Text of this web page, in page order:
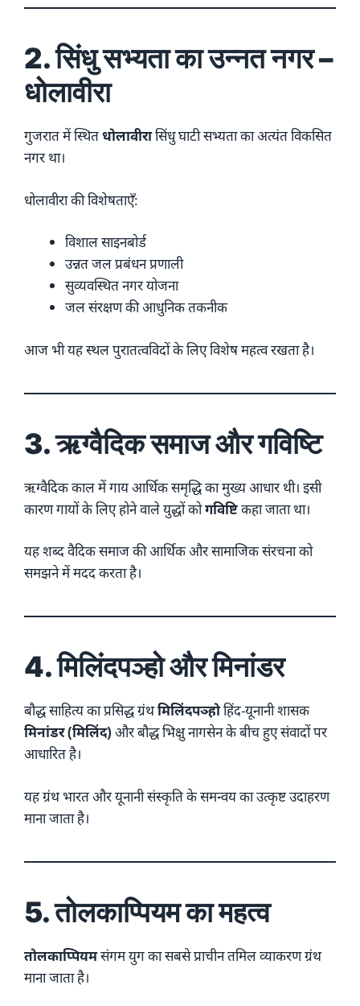
2. सिंधु सभ्यता का उन्नत नगर –
धोलावीरा
गुजरात में स्थितधोलावीरासिंधु घाटी सभ्यता का अत्यंत विकसित
नगर था।
धोलावीरा की विशेषताएँ:
विशाल साइनबोर्ड
उन्नत जल प्रबंधन प्रणाली
सुव्यवस्थित नगर योजना
जल संरक्षण की आधुनिक तकनीक
आज भी यह स्थल पुरातत्वविदों के लिए विशेष महत्व रखता है।
3. ऋग्वैदिक समाज और गविष्टि
ऋग्वैदिक काल में गाय आर्थिक समृद्धि का मुख्य आधार थी। इसी
कारण गायों के लिए होने वाले युद्धों कोगविष्टिकहा जाता था।
यह शब्द वैदिक समाज की आर्थिक और सामाजिक संरचना को
समझने में मदद करता है।
4. मिलिंदपञ्हो और मिनांडर
बौद्ध साहित्य का प्रसिद्ध ग्रंथमिलिंदपञ्होहिंद-यूनानी शासक
मिनांडर (मिलिंद) और बौद्ध भिक्षु नागसेन के बीच हुए संवादों पर
आधारित है।
यह ग्रंथ भारत और यूनानी संस्कृति के समन्वय का उत्कृष्ट उदाहरण
माना जाता है।
5. तोलकाप्पियम का महत्व
तोलकाप्पियमसंगम युग का सबसे प्राचीन तमिल व्याकरण ग्रंथ
माना जाता है।